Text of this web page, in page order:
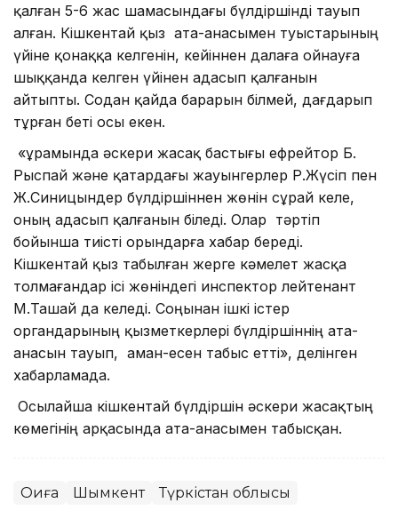
қалған 5-6 жас шамасындағы бүлдіршінді тауып
алған. Кішкентай қыз ата-анасымен туыстарының
үйіне қонаққа келгенін, кейіннен далаға ойнауға
шыққанда келген үйінен адасып қалғанын
айтыпты. Содан қайда барарын білмей, дағдарып
тұрған беті осы екен.
«Құрамында әскери жасақ бастығы ефрейтор Б.
Рыспай және қатардағы жауынгерлер Р.Жүсіп пен
Ж.Синицындер бүлдіршіннен жөнін сұрай келе,
оның адасып қалғанын біледі. Олар тәртіп
бойынша тиісті орындарға хабар береді.
Кішкентай қыз табылған жерге кәмелет жасқа
толмағандар ісі жөніндегі инспектор лейтенант
М.Ташай да келеді. Соңынан ішкі істер
органдарының қызметкерлері бүлдіршіннің ата-
анасын тауып, аман-есен табыс етті», делінген
хабарламада.
Осылайша кішкентай бүлдіршін әскери жасақтың
көмегінің арқасында ата-анасымен табысқан.
Оқиға Шымкент Түркістан облысы